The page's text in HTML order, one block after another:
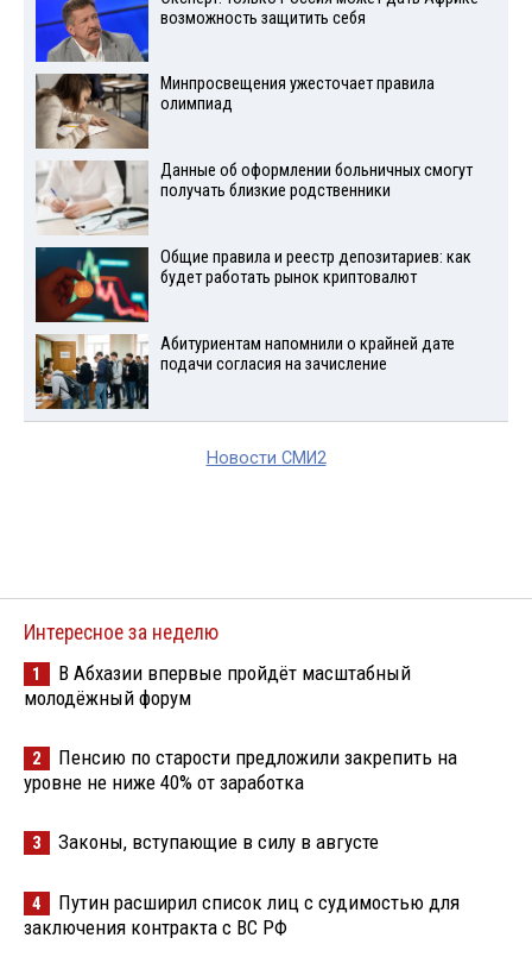
возможность защитить себя
Минпросвещения ужесточает правила
олимпиад
Данные об оформлении больничных смогут
получать близкие родственники
Общие правила и реестр депозитариев: как
будет работать рынок криптовалют
Абитуриентам напомнили о крайней дате
подачи согласия на зачисление
Новости СМИ2
Интересное за неделю
1
В Абхазии впервые пройдёт масштабный
молодёжный форум
2
Пенсию по старости предложили закрепить на
уровне не ниже 40% от заработка
3 Законы, вступающие в силу в августе
4
Путин расширил список лиц с судимостью для
заключения контракта с ВС РФ